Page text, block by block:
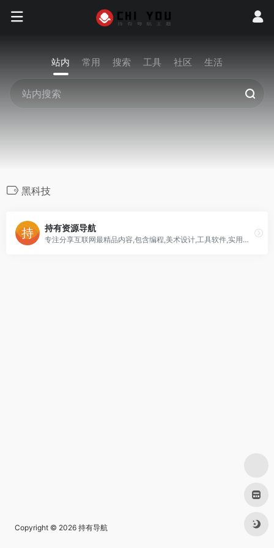
站内 常用 搜索 工具 社区 生活
黑科技
持有资源导航
专注分享互联网最精品内容,包含编程,美术设计,工具软件,实用素材和资源,教程等几大分类的综合门户
Copyright © 2026 持有导航